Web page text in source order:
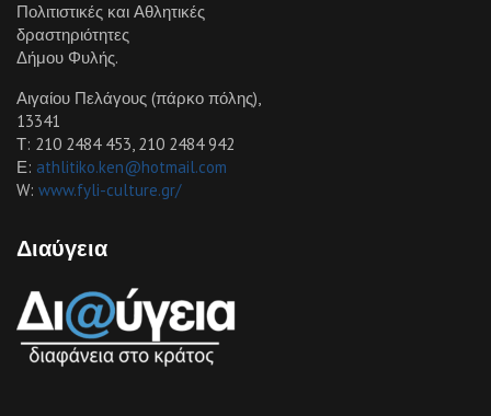
Πολιτιστικές και Αθλητικές
δραστηριότητες
Δήμου Φυλής.
Αιγαίου Πελάγους (πάρκο πόλης),
13341
Τ: 210 2484 453, 210 2484 942
Ε: athlitiko.ken@hotmail.com
W: www.fyli-culture.gr/
Διαύγεια